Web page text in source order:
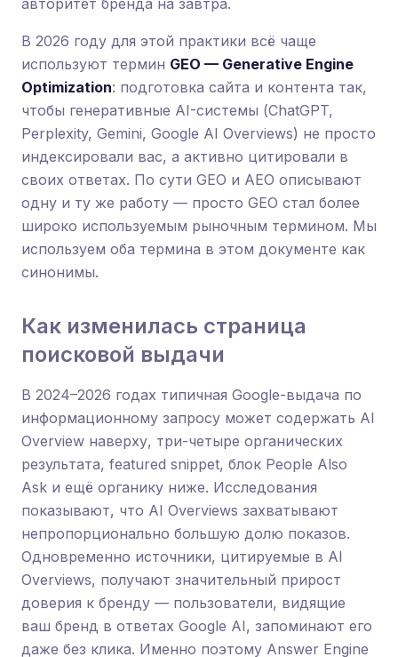
авторитет бренда на завтра.
В 2026 году для этой практики всё чаще
используют термин GEO — Generative Engine
Optimization: подготовка сайта и контента так,
чтобы генеративные AI-системы (ChatGPT,
Perplexity, Gemini, Google AI Overviews) не просто
индексировали вас, а активно цитировали в
своих ответах. По сути GEO и AEO описывают
одну и ту же работу — просто GEO стал более
широко используемым рыночным термином. Мы
используем оба термина в этом документе как
синонимы.
Как изменилась страница
поисковой выдачи
В 2024–2026 годах типичная Google-выдача по
информационному запросу может содержать AI
Overview наверху, три-четыре органических
результата, featured snippet, блок People Also
Ask и ещё органику ниже. Исследования
показывают, что AI Overviews захватывают
непропорционально большую долю показов.
Одновременно источники, цитируемые в AI
Overviews, получают значительный прирост
доверия к бренду — пользователи, видящие
ваш бренд в ответах Google AI, запоминают его
даже без клика. Именно поэтому Answer Engine